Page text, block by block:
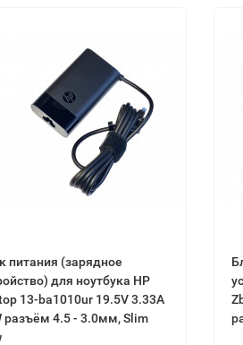
питaния (зарядное
для ноутбука НР
13-bа1010ur 19.5V 3.33А
разъём 4.5 - 3.0мм, Ѕlіm